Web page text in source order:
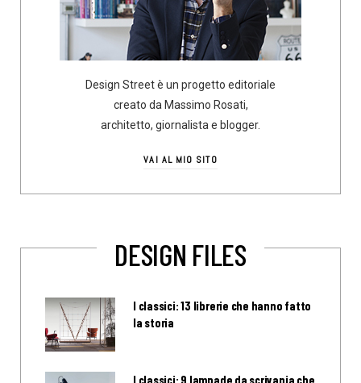
Design Street è un progetto editoriale
creato da Massimo Rosati,
architetto, giornalista e blogger.
VAI AL MIO SITO
DESIGN FILES
I classici: 13 librerie che hanno fatto
la storia
I classici: 9 lampade da scrivania che